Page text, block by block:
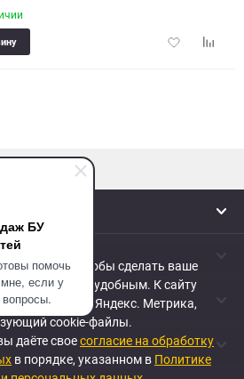
БУ
помочь
если у
вопросы.
Добавить
файлы, чтобы сделать ваше
максимально удобным. К cайту
веб-аналитики Яндекс. Метрика,
cookie-файлы.
даёте своесогласие на обработку
в порядке, указанном в Политике